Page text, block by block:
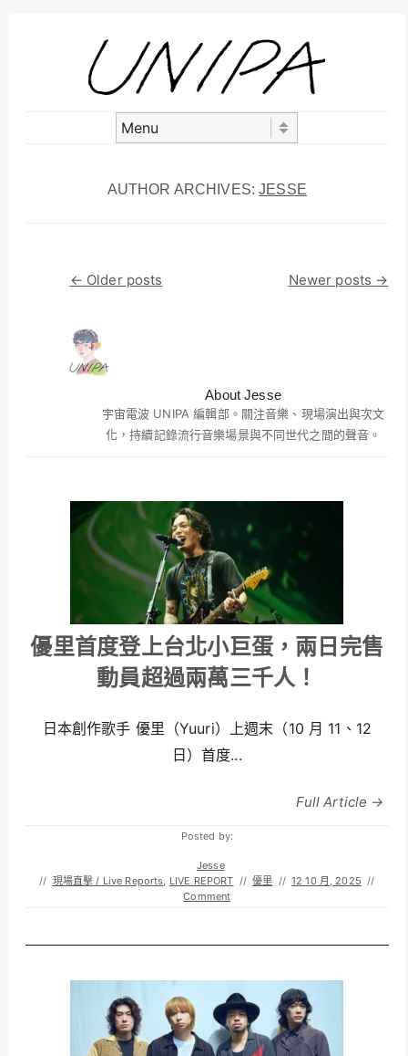
AUTHOR ARCHIVES:JESSE
Post navigation
← Older posts Newer posts →
About Jesse
宇宙電波 UNIPA 編輯部。關注音樂、現場演出與次文
化，持續記錄流行音樂場景與不同世代之間的聲音。
優里首度登上台北小巨蛋，兩日完售
動員超過兩萬三千人！
日本創作歌手 優里（Yuuri）上週末（10 月 11、12
日）首度...
Full Article →
Posted by:
Jesse
// 現場直擊 / Live Reports, LIVE REPORT // 優里 // 12 10 月, 2025 //
Comment